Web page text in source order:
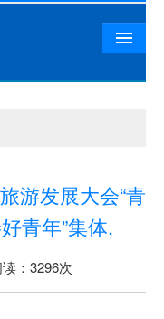
游发展大会“青
青年”集体,
：3296次